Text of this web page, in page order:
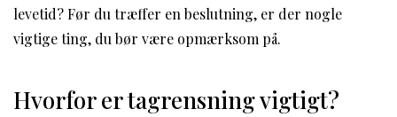
levetid? Før du træffer en beslutning, er der nogle
vigtige ting, du bør være opmærksom på.
Hvorfor er tagrensning vigtigt?